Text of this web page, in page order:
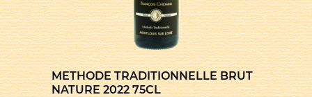
METHODE TRADITIONNELLE BRUT
NATURE 2022 75CL